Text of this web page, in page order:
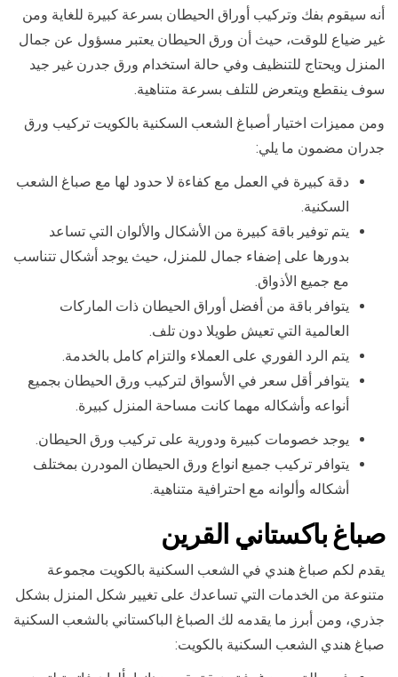
أنه سيقوم بفك وتركيب أوراق الحيطان بسرعة كبيرة للغاية ومن
غير ضياع للوقت، حيث أن ورق الحيطان يعتبر مسؤول عن جمال
المنزل ويحتاج للتنظيف وفي حالة استخدام ورق جدرن غير جيد
سوف ينقطع ويتعرض للتلف بسرعة متناهية.
ومن مميزات اختيار أصباغ الشعب السكنية بالكويت تركيب ورق
جدران مضمون ما يلي:
دقة كبيرة في العمل مع كفاءة لا حدود لها مع صباغ الشعب
السكنية.
يتم توفير باقة كبيرة من الأشكال والألوان التي تساعد
بدورها على إضفاء جمال للمنزل، حيث يوجد أشكال تتناسب
مع جميع الأذواق.
يتوافر باقة من أفضل أوراق الحيطان ذات الماركات
العالمية التي تعيش طويلا دون تلف.
يتم الرد الفوري على العملاء والتزام كامل بالخدمة.
يتوافر أقل سعر في الأسواق لتركيب ورق الحيطان بجميع
أنواعه وأشكاله مهما كانت مساحة المنزل كبيرة.
يوجد خصومات كبيرة ودورية على تركيب ورق الحيطان.
يتوافر تركيب جميع انواع ورق الحيطان المودرن بمختلف
أشكاله وألوانه مع احترافية متناهية.
صباغ باكستاني القرين
يقدم لكم صباغ هندي في الشعب السكنية بالكويت مجموعة
متنوعة من الخدمات التي تساعدك على تغيير شكل المنزل بشكل
جذري، ومن أبرز ما يقدمه لك الصباغ الباكستاني بالشعب السكنية
صباغ هندي الشعب السكنية بالكويت: